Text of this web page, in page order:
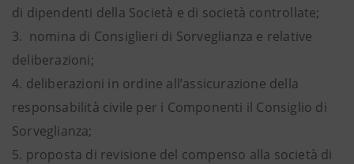
di dipendenti della Società e di società controllate;
3. nomina di Consiglieri di Sorveglianza e relative
deliberazioni;
4. deliberazioni in ordine all’assicurazione della
responsabilità civile per i Componenti il Consiglio di
Sorveglianza;
5. proposta di revisione del compenso alla società di